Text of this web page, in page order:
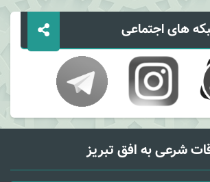
های اجتماعی
شرعی به افق تبریز